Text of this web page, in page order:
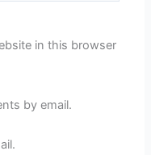
in this browser
by email.